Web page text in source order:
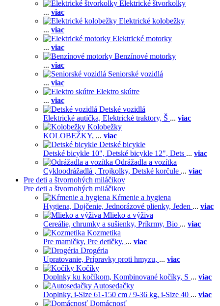
Elektrické štvorkolky
... viac
Elektrické kolobežky
... viac
Elektrické motorky
... viac
Benzínové motorky
... viac
Seniorské vozidlá
... viac
Elektro skútre
... viac
Detské vozidlá
Elektrické autíčka, Elektrické traktory, Š ... viac
Kolobežky
KOLOBEŽKY, ... viac
Detské bicykle
Detské bicykle 10", Detské bicykle 12", Dets ... viac
Odrážadla a vozítka
Cykloodrážadlá , Trojkolky, Detské korčule ... viac
Pre deti a štvornohých miláčikov
Pre deti a štvornohých miláčikov
Kŕmenie a hygiena
Hygiena, Dojčenie, Jednorázové plienky, Jeden ... viac
Mlieko a výživa
Cereálie, chrumky a sušienky, Príkrmy, Bio ... viac
Kozmetika
Pre mamičky, Pre detičky, ... viac
Drogéria
Upratovanie, Prípravky proti hmyzu, ... viac
Kočíky
Doplnky ku kočíkom, Kombinované kočíky, S ... viac
Autosedačky
Doplnky, i-Size 61-150 cm / 9-36 kg, i-Size 40 ... viac
Domácnosť